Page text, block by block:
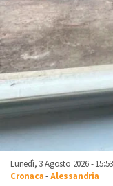
Lunedì, 3 Agosto 2026 - 15:53
Cronaca-Alessandria